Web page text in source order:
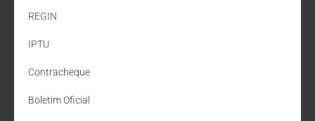
REGIN
IPTU
Contracheque
Boletim Oficial